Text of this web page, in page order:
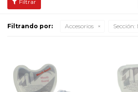
Filtrando por: Accesorios Sección: